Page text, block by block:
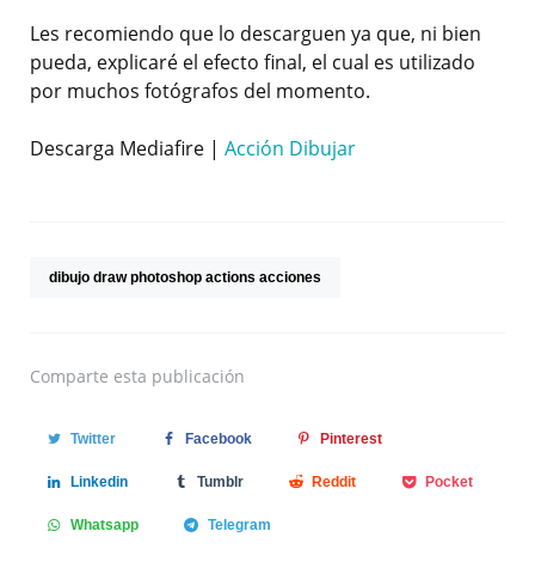
Les recomiendo que lo descarguen ya que, ni bien
pueda, explicaré el efecto final, el cual es utilizado
por muchos fotógrafos del momento.
Descarga Mediafire | Acción Dibujar
dibujo draw photoshop actions acciones
Comparte esta publicación
Twitter Facebook Pinterest
Linkedin Tumblr Reddit Pocket
Whatsapp Telegram